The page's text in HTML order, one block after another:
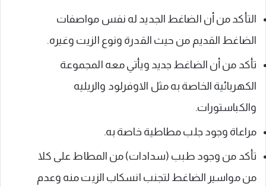
التأكد من أن الضاغط الجديد له نفس مواصفات
الضاغط القديم من حيث القدرة ونوع الزيت وغيره.
تأكد من أن الضاغط جديد ويأتي معه المجموعة
الكهربائية الخاصة به مثل الاوفرلود والريليه
والكباستورات.
مراعاة وجود جلب مطاطية خاصة به.
تأكد من وجود طبب (سدادات) من المطاط على كلا
من مواسير الضاغط لتجنب انسكاب الزيت منه وعدم